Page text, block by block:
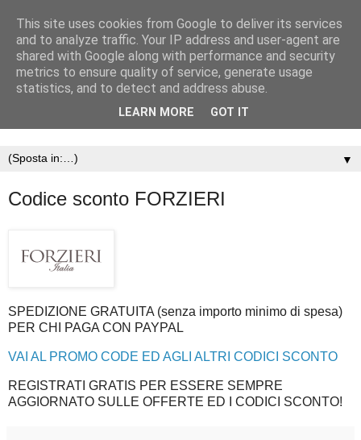
▼
Codice sconto FORZIERI
SPEDIZIONE GRATUITA (senza importo minimo di spesa)
PER CHI PAGA CON PAYPAL
VAI AL PROMO CODE ED AGLI ALTRI CODICI SCONTO
REGISTRATI GRATIS PER ESSERE SEMPRE
AGGIORNATO SULLE OFFERTE ED I CODICI SCONTO!
This site uses cookies from Google to deliver its services
and to analyze traffic. Your IP address and user-agent are
shared with Google along with performance and security
metrics to ensure quality of service, generate usage
statistics, and to detect and address abuse.
LEARN MORE GOT IT